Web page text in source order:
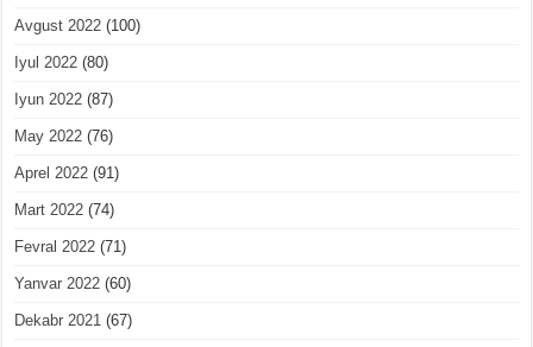
Avgust 2022 (100)
Iyul 2022 (80)
Iyun 2022 (87)
May 2022 (76)
Aprel 2022 (91)
Mart 2022 (74)
Fevral 2022 (71)
Yanvar 2022 (60)
Dekabr 2021 (67)